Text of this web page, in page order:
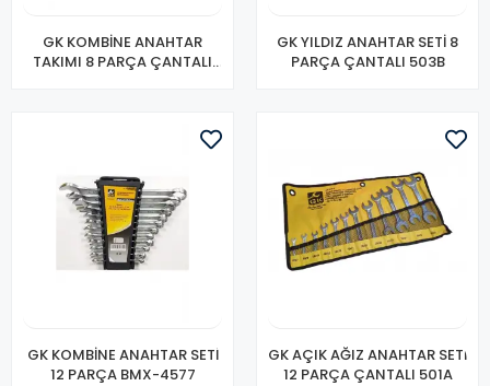
GK KOMBİNE ANAHTAR
TAKIMI 8 PARÇA ÇANTALI
GK YILDIZ ANAHTAR SETİ 8
PARÇA ÇANTALI 503B
GK KOMBİNE ANAHTAR SETİ
12 PARÇA BMX-4577
GK AÇIK AĞIZ ANAHTAR SETİ
12 PARÇA ÇANTALI 501A